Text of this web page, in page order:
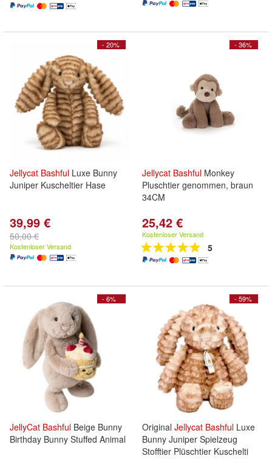
- 20%
Jellycat Bashful Luxe Bunny
Juniper Kuscheltier Hase
39,99 €
50,00 €
Kostenloser Versand
- 36%
Jellycat Bashful Monkey
Pluschtier genommen, braun
34CM
25,42 €
Kostenloser Versand
5
- 6%
JellyCat Bashful Beige Bunny
Birthday Bunny Stuffed Animal
- 59%
Original Jellycat Bashful Luxe
Bunny Juniper Spielzeug
Stofftier Plüschtier Kuschelti